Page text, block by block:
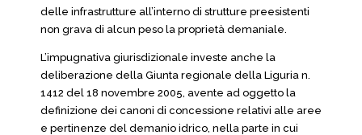
delle infrastrutture all’interno di strutture preesistenti
non grava di alcun peso la proprietà demaniale.
L’impugnativa giurisdizionale investe anche la
deliberazione della Giunta regionale della Liguria n.
1412 del 18 novembre 2005, avente ad oggetto la
definizione dei canoni di concessione relativi alle aree
e pertinenze del demanio idrico, nella parte in cui